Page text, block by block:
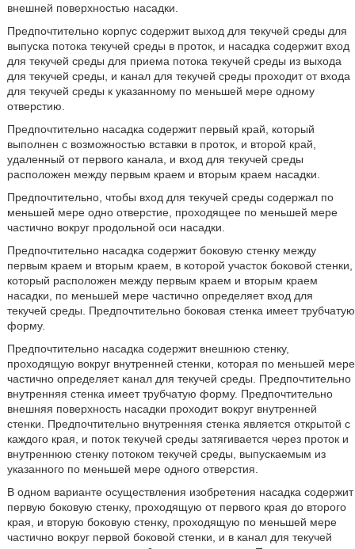
внешней поверхностью насадки.
Предпочтительно корпус содержит выход для текучей среды для
выпуска потока текучей среды в проток, и насадка содержит вход
для текучей среды для приема потока текучей среды из выхода
для текучей среды, и канал для текучей среды проходит от входа
для текучей среды к указанному по меньшей мере одному
отверстию.
Предпочтительно насадка содержит первый край, который
выполнен с возможностью вставки в проток, и второй край,
удаленный от первого канала, и вход для текучей среды
расположен между первым краем и вторым краем насадки.
Предпочтительно, чтобы вход для текучей среды содержал по
меньшей мере одно отверстие, проходящее по меньшей мере
частично вокруг продольной оси насадки.
Предпочтительно насадка содержит боковую стенку между
первым краем и вторым краем, в которой участок боковой стенки,
который расположен между первым краем и вторым краем
насадки, по меньшей мере частично определяет вход для
текучей среды. Предпочтительно боковая стенка имеет трубчатую
форму.
Предпочтительно насадка содержит внешнюю стенку,
проходящую вокруг внутренней стенки, которая по меньшей мере
частично определяет канал для текучей среды. Предпочтительно
внутренняя стенка имеет трубчатую форму. Предпочтительно
внешняя поверхность насадки проходит вокруг внутренней
стенки. Предпочтительно внутренняя стенка является открытой с
каждого края, и поток текучей среды затягивается через проток и
внутреннюю стенку потоком текучей среды, выпускаемым из
указанного по меньшей мере одного отверстия.
В одном варианте осуществления изобретения насадка содержит
первую боковую стенку, проходящую от первого края до второго
края, и вторую боковую стенку, проходящую по меньшей мере
частично вокруг первой боковой стенки, и в канал для текучей